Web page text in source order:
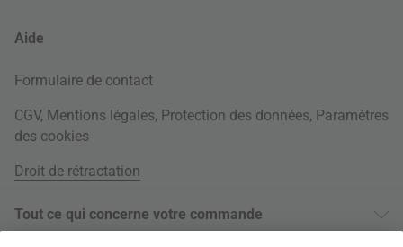
Aide
Formulaire de contact
CGV, Mentions légales, Protection des données, Paramètres
des cookies
Droit de rétractation
Tout ce qui concerne votre commande